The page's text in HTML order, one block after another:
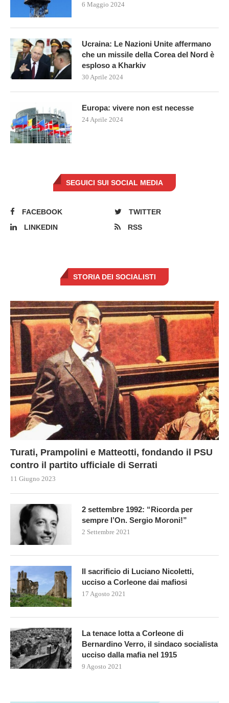
6 Maggio 2024
Ucraina: Le Nazioni Unite affermano
che un missile della Corea del Nord è
esploso a Kharkiv
30 Aprile 2024
Europa: vivere non est necesse
24 Aprile 2024
SEGUICI SUI SOCIAL MEDIA
FACEBOOK
TWITTER
LINKEDIN
RSS
STORIA DEI SOCIALISTI
Turati, Prampolini e Matteotti, fondando il PSU
contro il partito ufficiale di Serrati
11 Giugno 2023
2 settembre 1992: “Ricorda per
sempre l’On. Sergio Moroni!”
2 Settembre 2021
Il sacrificio di Luciano Nicoletti,
ucciso a Corleone dai mafiosi
17 Agosto 2021
La tenace lotta a Corleone di
Bernardino Verro, il sindaco socialista
ucciso dalla mafia nel 1915
9 Agosto 2021